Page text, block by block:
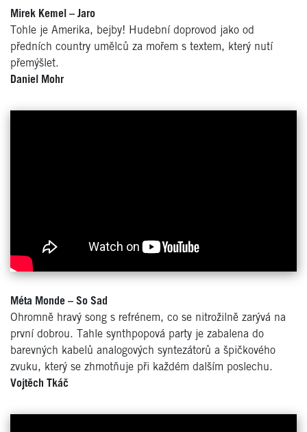
Mirek Kemel – Jaro
Tohle je Amerika, bejby! Hudební doprovod jako od
předních country umělců za mořem s textem, který nutí
přemýšlet.
Daniel Mohr
Méta Monde – So Sad
Ohromně hravý song s refrénem, co se nitrožilně zarývá na
první dobrou. Tahle synthpopová party je zabalena do
barevných kabelů analogových syntezátorů a špičkového
zvuku, který se zhmotňuje při každém dalším poslechu.
Vojtěch Tkáč